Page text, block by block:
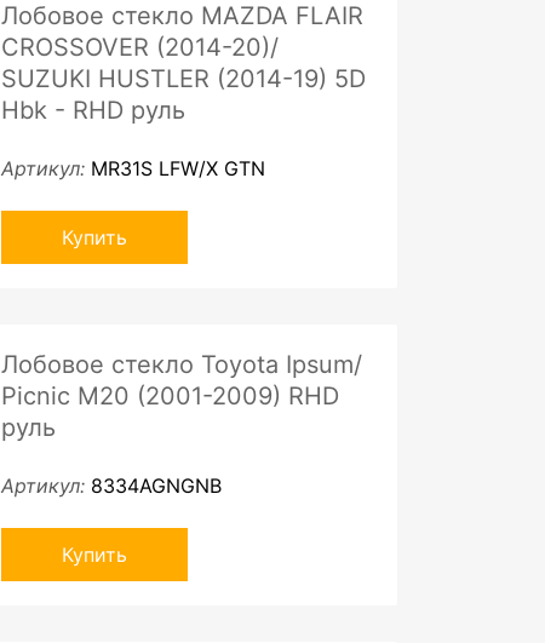
Лобовое стекло MAZDA FLAIR
CROSSOVER (2014-20)/
SUZUKI HUSTLER (2014-19) 5D
Hbk - RHD руль
Артикул: MR31S LFW/X GTN
Купить
Лобовое стекло Toyota Ipsum/
Picnic M20 (2001-2009) RHD
руль
Артикул: 8334AGNGNB
Купить